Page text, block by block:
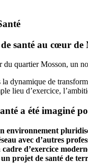
santé au cœur
quartier Mosson, un
la dynamique de
lieu d’exercice,
a été imaginé
environnement
avec d’autres
d’exercice
un projet de santé de